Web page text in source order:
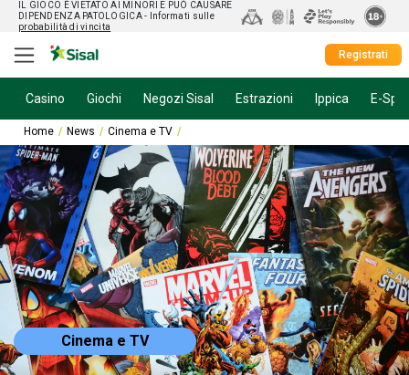
IL GIOCO È VIETATO AI MINORI E PUÒ CAUSARE
DIPENDENZA PATOLOGICA - Informati sulle
probabilità di vincita
Registrati
Casino Giochi Negozi Sisal Estrazioni Ippica E-
Home News Cinema e TV
Cinema e TV